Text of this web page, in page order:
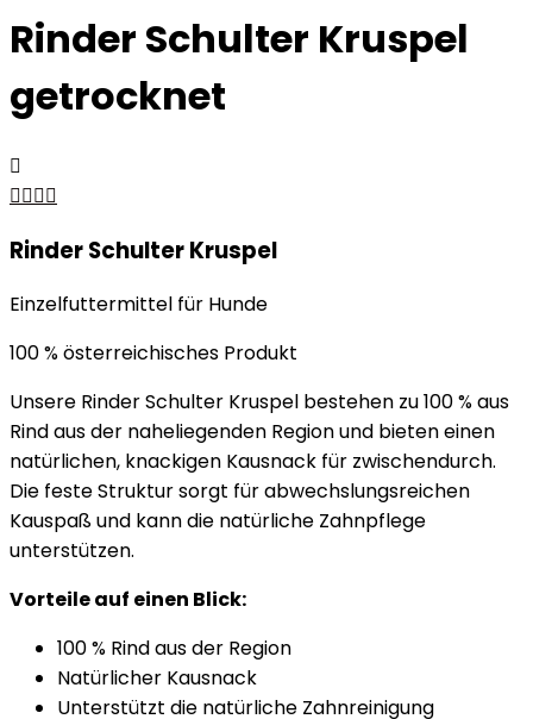
Rinder Schulter Kruspel
getrocknet
Rinder Schulter Kruspel
Einzelfuttermittel für Hunde
100 % österreichisches Produkt
Unsere Rinder Schulter Kruspel bestehen zu 100 % aus
Rind aus der naheliegenden Region und bieten einen
natürlichen, knackigen Kausnack für zwischendurch.
Die feste Struktur sorgt für abwechslungsreichen
Kauspaß und kann die natürliche Zahnpflege
unterstützen.
Vorteile auf einen Blick:
100 % Rind aus der Region
Natürlicher Kausnack
Unterstützt die natürliche Zahnreinigung